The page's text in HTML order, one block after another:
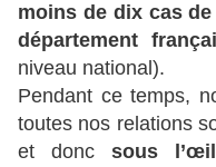
moins de dix cas
département
niveau national).
Pendant ce temps,
toutes nos relations
et doncsous